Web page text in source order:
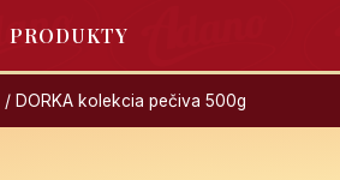
PRODUKTY
/ DORKA kolekcia pečiva 500g